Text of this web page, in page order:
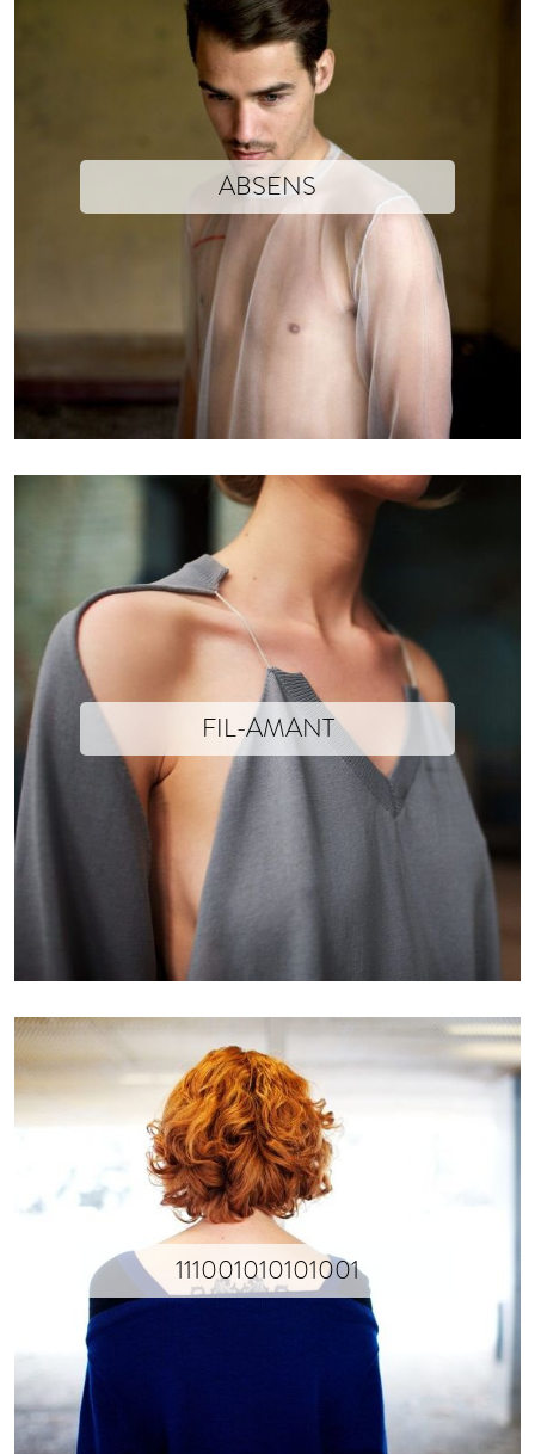
ABSENS
la collection été 2010 de xavier brisoux décline une fois de plus le
FIL-AMANT
Text yet to come
Photographs © Mathieu Drouet
111001010101001
Déclinaison d’une même forme.
Pour cette collection, Xavier Brisoux a travaillé l’idée de